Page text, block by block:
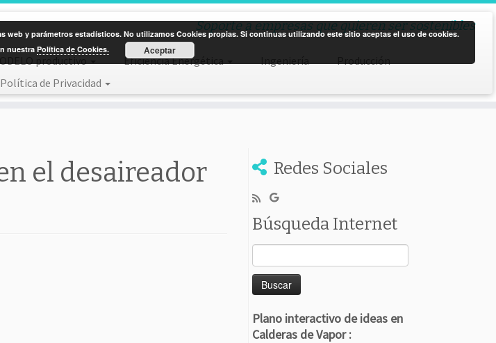
Soporte a empresas que quieren ser sostenibles
productivo Eficiencia Energética Ingeniería
Producción
Política de Privacidad
el desaireador Redes Sociales
Búsqueda Internet
Plano interactivo de ideas en
Calderas de Vapor :
y parámetros estadísticos. No utilizamos Cookies propias. Si continuas utilizando este sitio aceptas el uso de cookies.
nuestraPolítica de Cookies. Aceptar